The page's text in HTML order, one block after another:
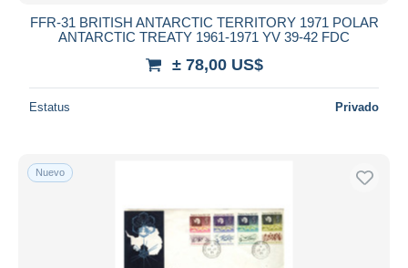
FFR-31 BRITISH ANTARCTIC TERRITORY 1971 POLAR
ANTARCTIC TREATY 1961-1971 YV 39-42 FDC
± 78,00 US$
Estatus Privado
Nuevo